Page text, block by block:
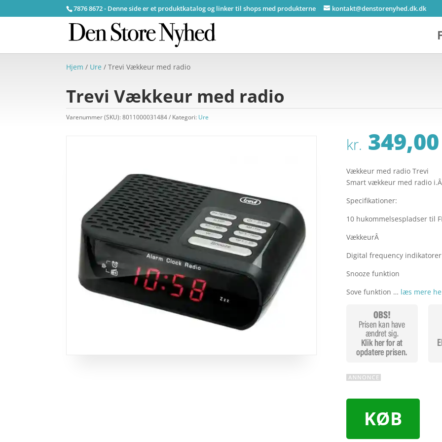
7876 8672 - Denne side er et produktkatalog og linker til shops med produkterne kontakt@denstorenyhed.dk.dk
Hjem / Ure / Trevi Vækkeur med radio
Trevi Vækkeur med radio
Varenummer (SKU):8011000031484 Kategori: Ure
kr. 349,00
Vækkeur med radio Trevi
Smart vækkeur med radio
Specifikationer:
10 hukommelsespladser til
VækkeurÂ
Digital frequency indikatorer
Snooze funktion
Sove funktion … læs mere
KØB